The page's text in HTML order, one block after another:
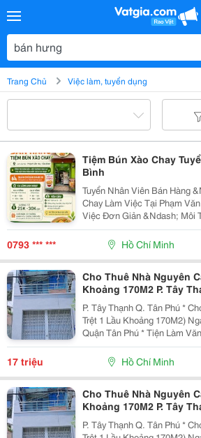
Trang Chủ Việc làm, tuyển dụng
Tiệm Bún Xào Chay
Bình
Tuyển Nhân Viên Bán Hàng
Chay Làm Việc Tại Phạm Văn Hai, Tân Bình ✨ Công
Việc Đơn Giản &Ndash; Môi
Phù Hợp Sinh Viên Kiếm Thêm Thu
Bán Mang Đi, Không Phục
0793 *** *** Hồ Chí Minh
Cho Thuê Nhà Nguyên
Khoảng 170M2 P. Tây
Khu Cn Tân Bình Thuộc
P. Tây Thạnh Q. Tân Phú *
Trệt 1 Lầu Khoảng 170M2)
Quận Tân Phú * Tiện Làm
Hàng Đại Diện Hoặc Bán
Sạch Sẽ *Nhà Ngay Mặt
17 triệu Hồ Chí Minh
Cho Thuê Nhà Nguyên
Khoảng 170M2 P. Tây
Khu Cn Tân Bình Thuộc
P. Tây Thạnh Q. Tân Phú *